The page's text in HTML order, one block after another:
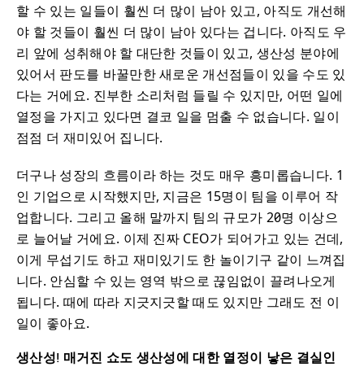
할 수 있는 일들이 훨씬 더 많이 남아 있고, 아직도 개선해
야 할 것들이 훨씬 더 많이 남아 있다는 겁니다. 아직도 우
리 앞에 성취해야 할 대단한 것들이 있고, 생산성 분야에
있어서 판도를 바꿀만한 새로운 개선점들이 있을 수도 있
다는 거에요. 진부한 소리처럼 들릴 수 있지만, 어떤 일에
열정을 가지고 있다면 결코 일을 멈출 수 없습니다. 일이
점점 더 재미있어 집니다.
더구나 성장의 흐름이라 하는 것도 매우 흥미롭습니다. 1
인 기업으로 시작했지만, 지금은 15명이 팀을 이루어 작
업합니다. 그리고 올해 말까지 팀의 규모가 20명 이상으
로 늘어날 거에요. 이제 진짜 CEO가 되어가고 있는 건데,
이게 무섭기도 하고 재미있기도 한 놀이기구 같이 느껴집
니다. 안심할 수 있는 영역 밖으로 끊임없이 끌려나오게
됩니다. 때에 따라 지긋지긋할 때도 있지만 그래도 전 이
일이 좋아요.
생산성! 매거진 쇼도 생산성에 대한 열정이 낳은 결실인